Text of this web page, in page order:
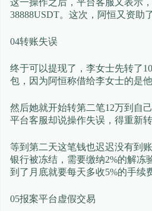
38888USDT。这次，阿恒又资助
04转账失误
终于可以提现了，李女士先转了
包，因为阿恒称借给李女士的是他
然后她就开始转第二笔12万到自
平台客服却说操作失误，得重新转
等到第二天这笔钱也迟迟没有到
银行被冻结，需要缴纳2%的解冻
到了月底就要每天多收5%的手续
05报案平台虚假交易